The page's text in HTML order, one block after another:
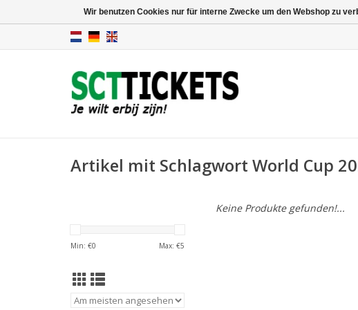
Artikel mit Schlagwort World Cup
Min: €0 Max: €5
Keine Produkte gefunden!...
Wir benutzen Cookies nur für interne Zwecke um den Webshop zu